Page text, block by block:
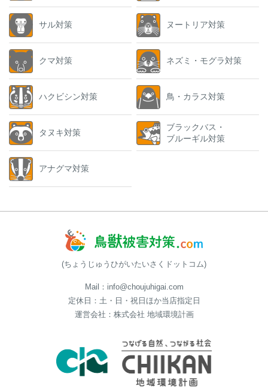
サル対策
クマ対策
ハクビシン対策
タヌキ対策
アナグマ対策
ヌートリア対策
ネズミ・モグラ対策
鳥・カラス対策
ブラックバス・
ブルーギル対策
(ちょうじゅうひがいたいさくドットコム)
Mail：info@choujuhigai.com
定休日：土・日・祝日ほか当店指定日
運営会社：株式会社 地域環境計画